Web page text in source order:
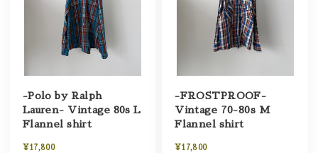
-Polo by Ralph
Lauren- Vintage 80s L
Flannel shirt
¥17,800
-FROSTPROOF-
Vintage 70-80s M
Flannel shirt
¥17,800